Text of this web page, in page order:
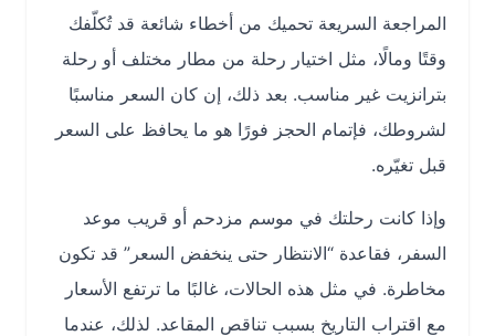
المراجعة السريعة تحميك من أخطاء شائعة قد تُكلّفك
وقتًا ومالًا، مثل اختيار رحلة من مطار مختلف أو رحلة
بترانزيت غير مناسب. بعد ذلك، إن كان السعر مناسبًا
لشروطك، فإتمام الحجز فورًا هو ما يحافظ على السعر
قبل تغيّره.
وإذا كانت رحلتك في موسم مزدحم أو قريب موعد
السفر، فقاعدة “الانتظار حتى ينخفض السعر” قد تكون
مخاطرة. في مثل هذه الحالات، غالبًا ما ترتفع الأسعار
مع اقتراب التاريخ بسبب تناقص المقاعد. لذلك، عندما